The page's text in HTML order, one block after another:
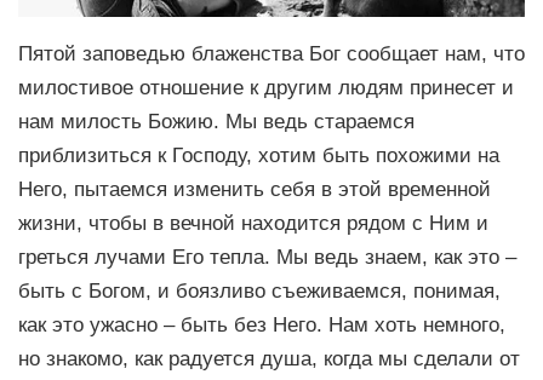
Пятой заповедью блаженства Бог сообщает нам, что
милостивое отношение к другим людям принесет и
нам милость Божию. Мы ведь стараемся
приблизиться к Господу, хотим быть похожими на
Него, пытаемся изменить себя в этой временной
жизни, чтобы в вечной находится рядом с Ним и
греться лучами Его тепла. Мы ведь знаем, как это –
быть с Богом, и боязливо съеживаемся, понимая,
как это ужасно – быть без Него. Нам хоть немного,
но знакомо, как радуется душа, когда мы сделали от